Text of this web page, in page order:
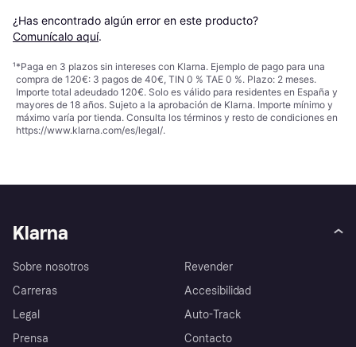
¿Has encontrado algún error en este producto?
Comunícalo aquí.
¹*Paga en 3 plazos sin intereses con Klarna. Ejemplo de pago para una
compra de 120€: 3 pagos de 40€, TIN 0 % TAE 0 %. Plazo: 2 meses.
Importe total adeudado 120€. Solo es válido para residentes en España y
mayores de 18 años. Sujeto a la aprobación de Klarna. Importe mínimo y
máximo varía por tienda. Consulta los términos y resto de condiciones en
https://www.klarna.com/es/legal/.
Klarna
Sobre nosotros
Carreras
Legal
Prensa
Revender
Accesibilidad
Auto-Track
Contacto